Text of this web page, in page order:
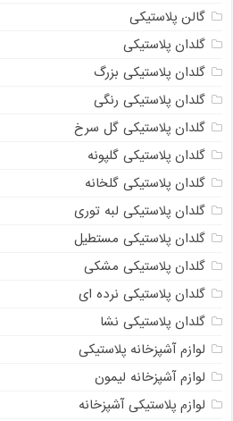
گالن پلاستیکی
گلدان پلاستیکی
گلدان پلاستیکی بزرگ
گلدان پلاستیکی رنگی
گلدان پلاستیکی گل سرخ
گلدان پلاستیکی گلپونه
گلدان پلاستیکی گلخانه
گلدان پلاستیکی لبه توری
گلدان پلاستیکی مستطیل
گلدان پلاستیکی مشکی
گلدان پلاستیکی نرده ای
گلدان پلاستیکی نشا
لوازم آشپزخانه پلاستیکی
لوازم آشپزخانه لیمون
لوازم پلاستیکی آشپزخانه